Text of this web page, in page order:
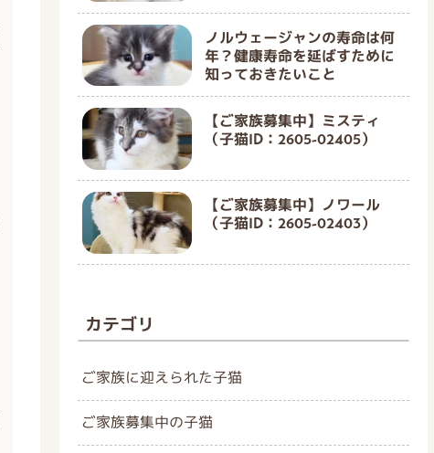
ノルウェージャンの寿命は何
年？健康寿命を延ばすために
知っておきたいこと
【ご家族募集中】ミスティ
（子猫ID：2605-02405）
【ご家族募集中】ノワール
（子猫ID：2605-02403）
カテゴリ
ご家族に迎えられた子猫
ご家族募集中の子猫